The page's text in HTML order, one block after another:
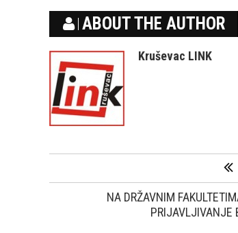
ABOUT THE AUTHOR
Kruševac LINK
NA DRŽAVNIM
PRIJAVLJIVANJE